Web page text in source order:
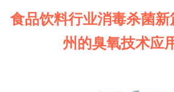
食品饮料行业消毒杀菌
州的臭氧技术应